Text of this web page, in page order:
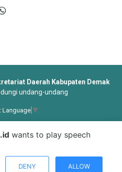
Daerah Kabupaten Demak
undang-undang
Language ▼
wants to play speech
DENY ALLOW